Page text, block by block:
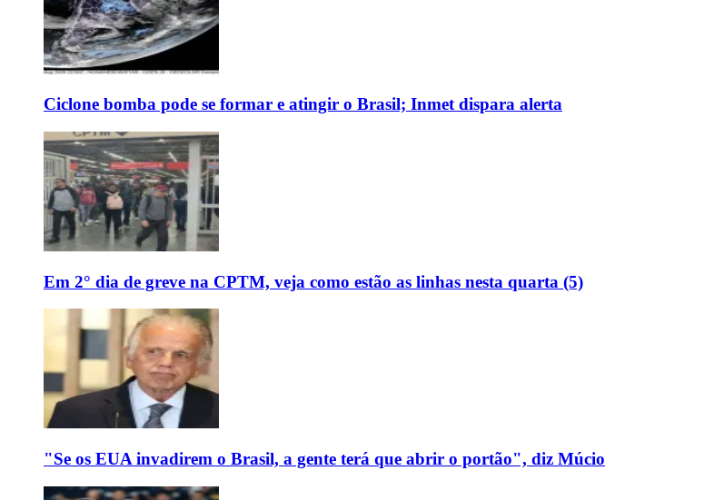
Ciclone bomba pode se formar e atingir o Brasil; Inmet dispara alerta
Em 2° dia de greve na CPTM, veja como estão as linhas nesta quarta (5)
"Se os EUA invadirem o Brasil, a gente terá que abrir o portão", diz Múcio